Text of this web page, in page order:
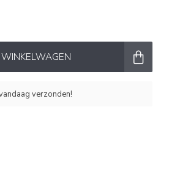
verzonden!